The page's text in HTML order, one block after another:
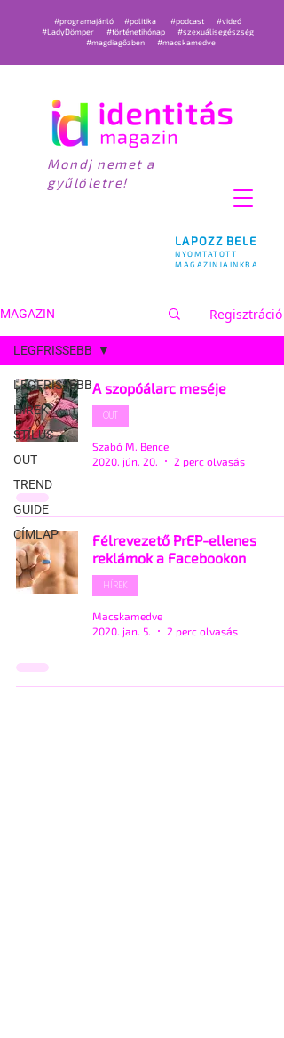
LAPOZZ BELE
NYOMTATOTT
MAGAZINJAINKBA
#programajánló #politika #podcast
#videó
#LadyDömper
#történetihónap
#szexuálisegészség
#magdiagőzben
#macskamedve
Mondj nemet a
gyűlöletre!
MAGAZIN Regisztráció
LEGFRISSEBB
HÍREK
STÍLUS
OUT
TREND
GUIDE
CÍMLAP
LEGFRISSEBB
A szopóálarc meséje
OUT
Szabó M. Bence
2020. jún. 20.
2 perc olvasás
Félrevezető PrEP-ellenes
reklámok a Facebookon
HÍREK
Macskamedve
2020. jan. 5.
2 perc olvasás